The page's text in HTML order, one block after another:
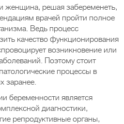
женщина, решая забеременеть,
врачей пройти полное
Ведь процесс
качество функционирования
возникновение или
Поэтому стоит
процессы в
заранее.
беременности является
диагностики,
репродуктивные органы,